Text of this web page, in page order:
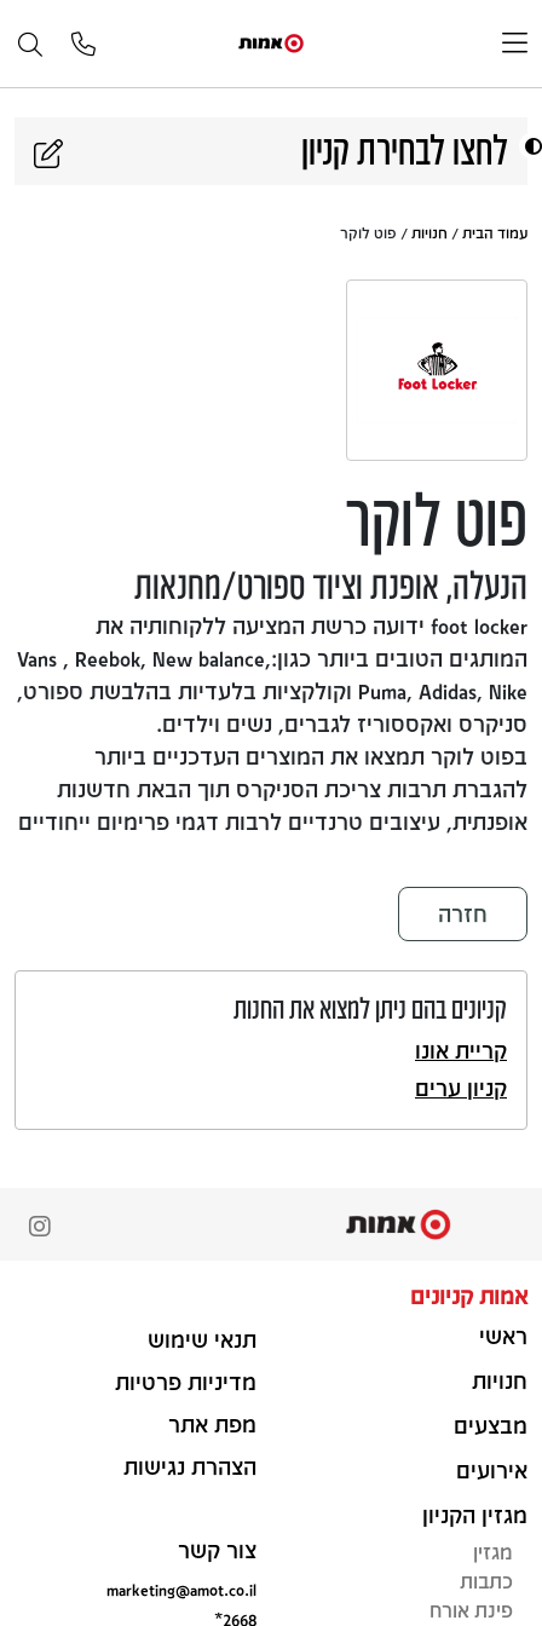
לחצו לבחירת קניון
עמוד הבית / חנויות / פוט לוקר
פוט לוקר
הנעלה, אופנת וציוד ספורט/מחנאות
foot locker ידועה כרשת המציעה ללקוחותיה את
המותגים הטובים ביותר כגון:Vans , Reebok, New balance,
Puma, Adidas, Nike וקולקציות בלעדיות בהלבשת ספורט,
סניקרס ואקססוריז לגברים, נשים וילדים.
בפוט לוקר תמצאו את המוצרים העדכניים ביותר
להגברת תרבות צריכת הסניקרס תוך הבאת חדשנות
אופנתית, עיצובים טרנדיים לרבות דגמי פרימיום ייחודיים
חזרה
קניונים בהם ניתן למצוא את החנות
קריית אונו
קניון ערים
אמות קניונים
ראשי
חנויות
מבצעים
אירועים
מגזין הקניון
מגזין
כתבות
פינת אורח
תנאי שימוש
מדיניות פרטיות
מפת אתר
הצהרת נגישות
צור קשר
marketing@amot.co.il
*2668